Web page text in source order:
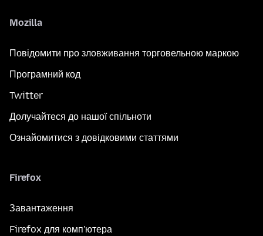
Mozilla
Повідомити про зловживання торговельною маркою
Програмний код
Twitter
Долучайтеся до нашої спільноти
Ознайомитися з довідковими статтями
Firefox
Завантаження
Firefox для комп'ютера